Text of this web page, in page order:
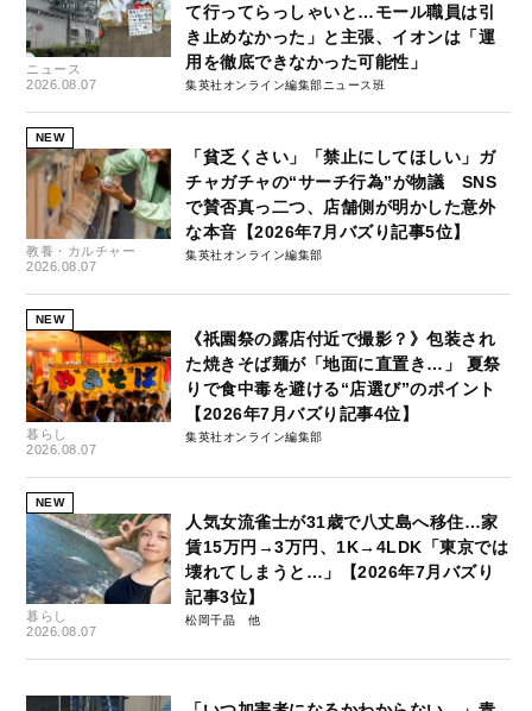
ニュース
2026.08.07
て行ってらっしゃいと…モール職員は引
き止めなかった」と主張、イオンは「運
用を徹底できなかった可能性」
集英社オンライン編集部ニュース班
NEW
教養・カルチャー
2026.08.07
「貧乏くさい」「禁止にしてほしい」ガ
チャガチャの“サーチ行為”が物議 SNS
で賛否真っ二つ、店舗側が明かした意外
な本音【2026年7月バズり記事5位】
集英社オンライン編集部
NEW
暮らし
2026.08.07
《祇園祭の露店付近で撮影？》包装され
た焼きそば麺が「地面に直置き…」 夏祭
りで食中毒を避ける“店選び”のポイント
【2026年7月バズり記事4位】
集英社オンライン編集部
NEW
暮らし
2026.08.07
人気女流雀士が31歳で八丈島へ移住…家
賃15万円→3万円、1K→4LDK「東京では
壊れてしまうと…」【2026年7月バズり
記事3位】
松岡千晶